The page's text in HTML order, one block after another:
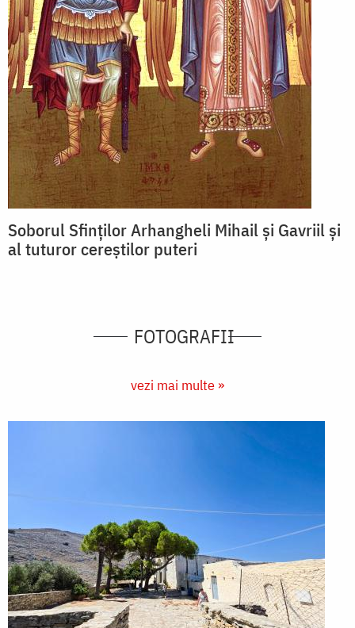
Soborul Sfinților Arhangheli Mihail și Gavriil și
al tuturor cereștilor puteri
FOTOGRAFII
vezi mai multe »